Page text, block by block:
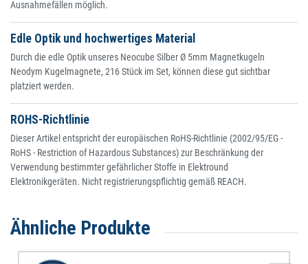
Ausnahmefällen möglich.
Edle Optik und hochwertiges Material
Durch die edle Optik unseres Neocube Silber Ø 5mm Magnetkugeln
Neodym Kugelmagnete, 216 Stück im Set, können diese gut sichtbar
platziert werden.
ROHS-Richtlinie
Dieser Artikel entspricht der europäischen RoHS-Richtlinie (2002/95/EG -
RoHS - Restriction of Hazardous Substances) zur Beschränkung der
Verwendung bestimmter gefährlicher Stoffe in Elektround
Elektronikgeräten. Nicht registrierungspflichtig gemäß REACH.
Ähnliche Produkte